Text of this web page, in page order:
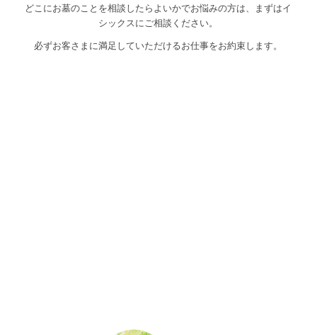
どこにお墓のことを相談したらよいかでお悩みの方は、まずはイ
シックスにご相談ください。
必ずお客さまに満足していただけるお仕事をお約束します。